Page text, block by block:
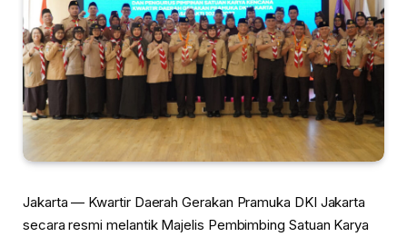
Jakarta — Kwartir Daerah Gerakan Pramuka DKI Jakarta
secara resmi melantik Majelis Pembimbing Satuan Karya